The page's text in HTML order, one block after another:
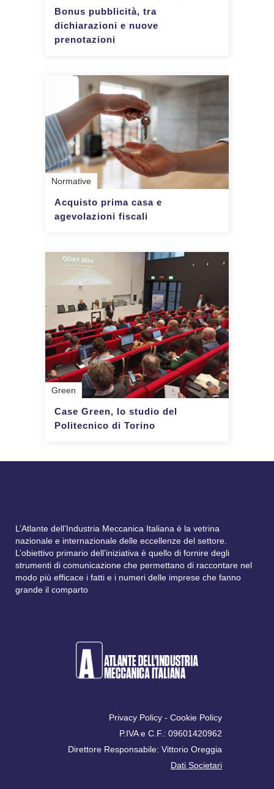
Bonus pubblicità, tra
dichiarazioni e nuove
prenotazioni
Normative
Acquisto prima casa e
agevolazioni fiscali
Green
Case Green, lo studio del
Politecnico di Torino
L’Atlante dell’Industria Meccanica Italiana è la vetrina
nazionale e internazionale delle eccellenze del settore.
L’obiettivo primario dell’iniziativa è quello di fornire degli
strumenti di comunicazione che permettano di raccontare nel
modo più efficace i fatti e i numeri delle imprese che fanno
grande il comparto
Privacy Policy - Cookie Policy
P.IVA e C.F.: 09601420962
Direttore Responsabile: Vittorio Oreggia
Dati Societari